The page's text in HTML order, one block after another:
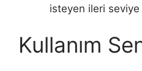
isteyen ileri seviye
Kullanım